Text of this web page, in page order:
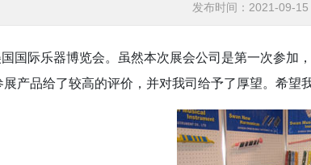
发布时间：2021-09-15
国际乐器博览会。虽然本次展会公司是第一次参
产品给了较高的评价，并对我司给予了厚望。希望